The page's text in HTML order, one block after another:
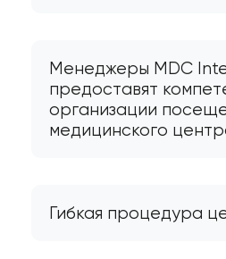
Менеджеры MDC
предоставят
организации
медицинского
Гибкая процедура